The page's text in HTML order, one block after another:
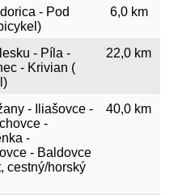
- Pod
6,0 km
- Píla -
- Krivian (
22,0 km
- Iliašovce -
-
-
- Baldovce
cestný/horský
40,0 km